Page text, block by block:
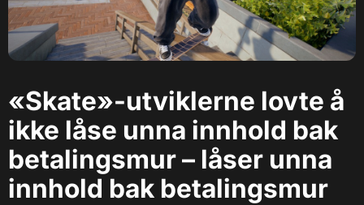
«Skate»-utviklerne lovte å
ikke låse unna innhold bak
betalingsmur – låser unna
innhold bak betalingsmur